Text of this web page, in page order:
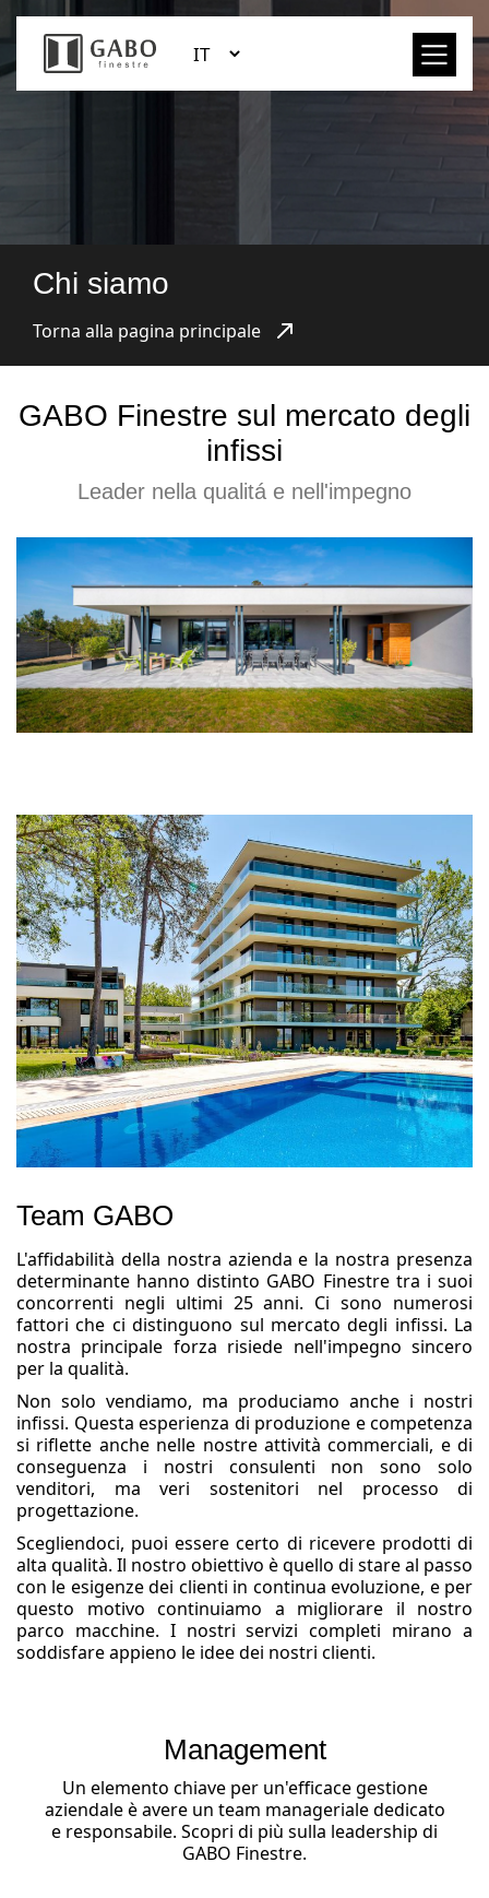
Chi siamo
Torna alla pagina principale
GABO Finestre sul mercato degli
infissi
Leader nella qualitá e nell'impegno
Team GABO
L'affidabilità della nostra azienda e la nostra presenza
determinante hanno distinto GABO Finestre tra i suoi
concorrenti negli ultimi 25 anni. Ci sono numerosi
fattori che ci distinguono sul mercato degli infissi. La
nostra principale forza risiede nell'impegno sincero
per la qualità.
Non solo vendiamo, ma produciamo anche i nostri
infissi. Questa esperienza di produzione e competenza
si riflette anche nelle nostre attività commerciali, e di
conseguenza i nostri consulenti non sono solo
venditori, ma veri sostenitori nel processo di
progettazione.
Scegliendoci, puoi essere certo di ricevere prodotti di
alta qualità. Il nostro obiettivo è quello di stare al passo
con le esigenze dei clienti in continua evoluzione, e per
questo motivo continuiamo a migliorare il nostro
parco macchine. I nostri servizi completi mirano a
soddisfare appieno le idee dei nostri clienti.
Management
Un elemento chiave per un'efficace gestione
aziendale è avere un team manageriale dedicato
e responsabile. Scopri di più sulla leadership di
GABO Finestre.